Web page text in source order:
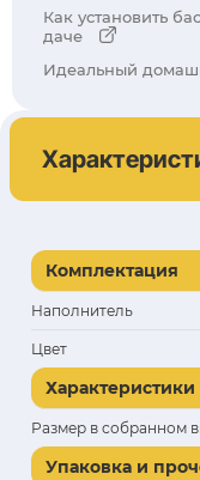
Как установить
даче
Идеальный
Комплектация
Наполнитель
Цвет
Характеристики
Размер в собранном
Упаковка и